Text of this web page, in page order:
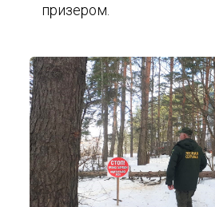
призером.